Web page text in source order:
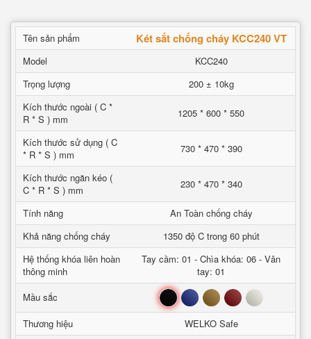
Tên sản phẩm Két sắt chống cháy KCC240 VT
Model
KCC240
Trọng lượng
200 ± 10kg
Kích thước ngoài ( C *
R * S ) mm
1205 * 600 * 550
Kích thước sử dụng ( C
* R * S ) mm
730 * 470 * 390
Kích thước ngăn kéo (
C * R * S ) mm
230 * 470 * 340
Tính năng
An Toàn chống cháy
Khả năng chống cháy
1350 độ C trong 60 phút
Hệ thống khóa liên hoàn
thông minh
Tay cầm: 01 - Chìa khóa: 06 - Vân
tay: 01
Mầu sắc
Đen Xanh Nâu Đỏ Trắng
Thương hiệu
WELKO Safe